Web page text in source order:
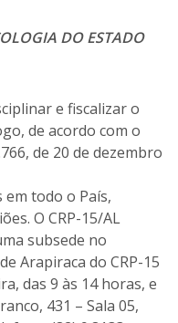
DO ESTADO
e fiscalizar o
de acordo com o
de 20 de dezembro
em todo o País,
O CRP-15/AL
subsede no
Arapiraca do CRP-15
das 9 às 14 horas, e
431 – Sala 05,